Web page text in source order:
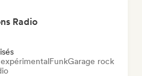
Radio
FunkGarage rock